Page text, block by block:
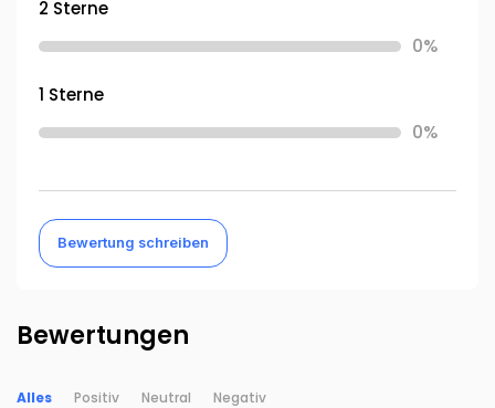
2 Sterne
0%
1 Sterne
0%
Bewertung schreiben
Bewertungen
Alles Positiv Neutral Negativ